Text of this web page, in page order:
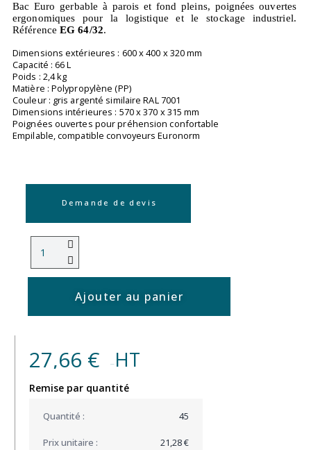
Bac Euro gerbable à parois et fond pleins, poignées ouvertes
ergonomiques pour la logistique et le stockage industriel.
Référence EG 64/32.
Dimensions extérieures : 600 x 400 x 320 mm
Capacité : 66 L
Poids : 2,4 kg
Matière : Polypropylène (PP)
Couleur : gris argenté similaire RAL 7001
Dimensions intérieures : 570 x 370 x 315 mm
Poignées ouvertes pour préhension confortable
Empilable, compatible convoyeurs Euronorm
Demande de devis
Ajouter au panier
27,66 € HT
Remise par quantité
45
21,28 €